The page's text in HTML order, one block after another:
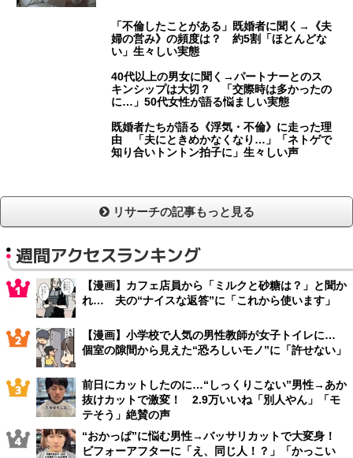
「不倫したことがある」既婚者に聞く→《夫
婦の営み》の頻度は？ 約5割「ほとんどな
い」生々しい実態
40代以上の男女に聞く→パートナーとのス
キンシップは大切？ 「交際時は多かったの
に…」50代女性が語る悩ましい実態
既婚者たちが語る《浮気・不倫》に走った理
由 「夫にときめかなくなり…」「ネトゲで
知り合いトントン拍子に」生々しい声
リサーチの記事もっと見る
週間アクセスランキング
【漫画】カフェ店員から「ミルクと砂糖は？」と聞か
れ… 夫の“ナイスな返答”に「これから使います」
【漫画】小学校で人気の男性教師が女子トイレに…
個室の隙間から見えた“恐ろしいモノ”に「許せない」
前日にカットしたのに…“しっくりこない”男性→あか
抜けカットで激変！ 2.9万いいね「別人やん」「モ
テそう」絶賛の声
“おかっぱ”に悩む男性→バッサリカットで大変身！
ビフォーアフターに「え、同じ人！？」「かっこい